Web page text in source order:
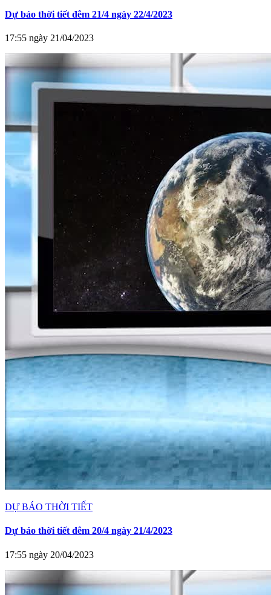
Dự báo thời tiết đêm 21/4 ngày 22/4/2023
17:55 ngày 21/04/2023
DỰ BÁO THỜI TIẾT
Dự báo thời tiết đêm 20/4 ngày 21/4/2023
17:55 ngày 20/04/2023